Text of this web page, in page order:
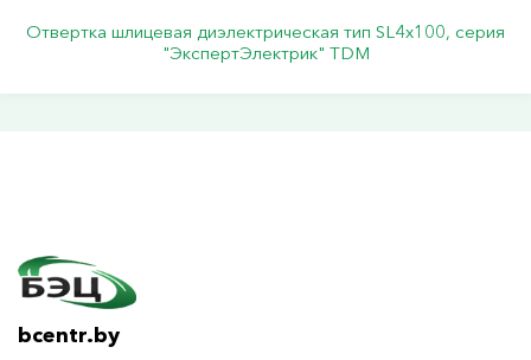
Отвертка шлицевая диэлектрическая тип SL4х100, серия
"ЭкспертЭлектрик" TDM
bcentr.by